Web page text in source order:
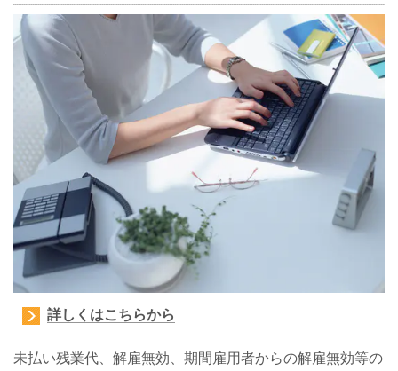
詳しくはこちらから
未払い残業代、解雇無効、期間雇用者からの解雇無効等の